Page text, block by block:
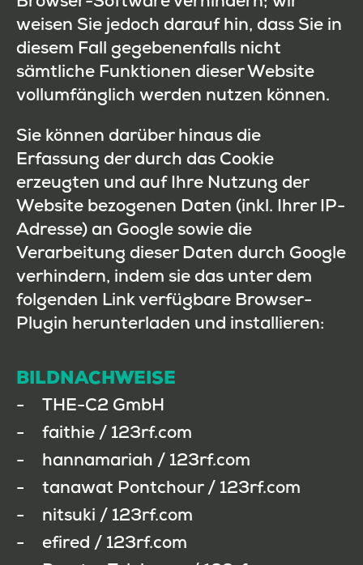
weisen Sie jedoch darauf hin, dass Sie in
diesem Fall gegebenenfalls nicht
sämtliche Funktionen dieser Website
vollumfänglich werden nutzen können.
Sie können darüber hinaus die
Erfassung der durch das Cookie
erzeugten und auf Ihre Nutzung der
Website bezogenen Daten (inkl. Ihrer IP-
Adresse) an Google sowie die
Verarbeitung dieser Daten durch Google
verhindern, indem sie das unter dem
folgenden Link verfügbare Browser-
Plugin herunterladen und installieren:
BILDNACHWEISE
THE-C2 GmbH
faithie / 123rf.com
hannamariah / 123rf.com
tanawat Pontchour / 123rf.com
nitsuki / 123rf.com
efired / 123rf.com